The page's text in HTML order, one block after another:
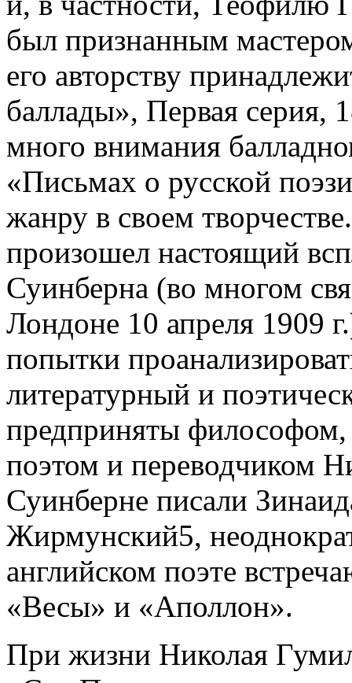
был признанным
его авторству
баллады», Первая серия,
много внимания
«Письмах о русской
жанру в своем
произошел настоящий
Суинберна (во многом
Лондоне 10 апреля 1909
попытки
литературный и
предприняты
поэтом и переводчиком
Суинберне писали
Жирмунский5,
английском поэте
«Весы» и «Аполлон».
При жизни Николая